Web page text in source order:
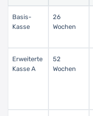
Basis-
Kasse
26
Wochen
Erweiterte
Kasse A
52
Wochen